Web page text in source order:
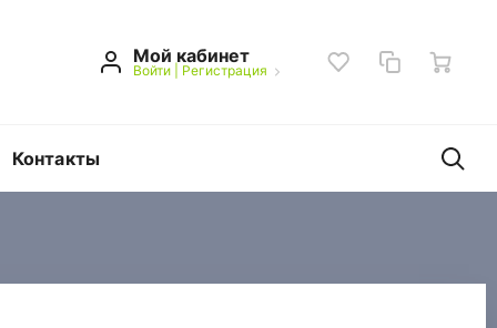
Мой кабинет
Войти| Регистрация
Контакты